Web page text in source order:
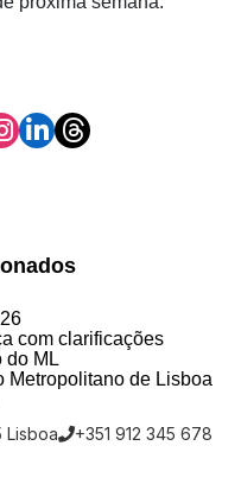
com clarificações
do ML
Metropolitano de Lisboa
Lisboa
+351 912 345 678